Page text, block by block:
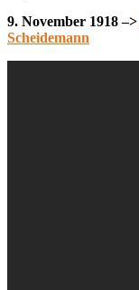
9. November 1918 –>
Scheidemann